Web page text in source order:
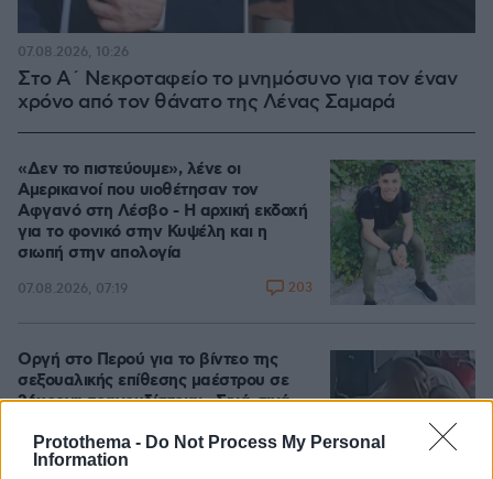
Protothema - Do Not Process My Personal
Information
Στο Α΄ Νεκροταφείο το μνημόσυνο για τον έναν
χρόνο από τον θάνατο της Λένας Σαμαρά
07.08.2026, 10:26
«Δεν το πιστεύουμε», λένε οι
Αμερικανοί που υιοθέτησαν τον
Αφγανό στη Λέσβο - Η αρχική εκδοχή
για το φονικό στην Κυψέλη και η
σιωπή στην απολογία
07.08.2026, 07:19 203
Οργή στο Περού για το βίντεο της
σεξουαλικής επίθεσης μαέστρου σε
26χρονη τραγουδίστρια: «Σιγά-σιγά
μπάντα της